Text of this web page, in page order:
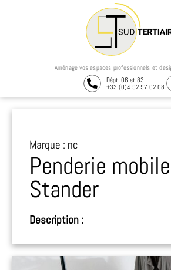
Dépt. 06 et 83
+33 (0)4 92 97 02 08
Aménage vos espaces professionnels et
Marque : nc
Penderie mobile
Stander
Description :